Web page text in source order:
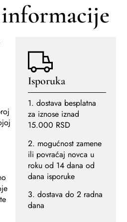
Isporuka
1. dostava besplatna
za iznose iznad
15.000 RSD
2. mogućnost zamene
ili povraćaj novca u
roku od 14 dana od
dana isporuke
3. dostava do 2 radna
dana